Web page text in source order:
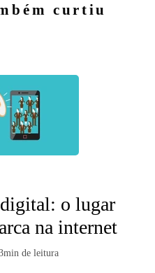
curtiu
o lugar
na internet
de leitura